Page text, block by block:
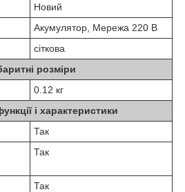
Новий
Акумулятор, Мережа 220 В
сіткова
розміри
0.12 кг
і характеристики
Так
Так
Так